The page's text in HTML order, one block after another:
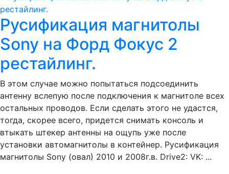
Русификация магнитолы
Sony на Форд Фокус 2
рестайлинг.
В этом случае можно попытаться подсоединить
антенну вслепую после подключения к магнитоле всех
остальных проводов. Если сделать этого не удастся,
тогда, скорее всего, придется снимать консоль и
втыкать штекер антенны на ощупь уже после
установки автомагнитолы в контейнер. Русификация
магнитолы Sony (овал) 2010 и 2008г.в. Drive2: VK: ...